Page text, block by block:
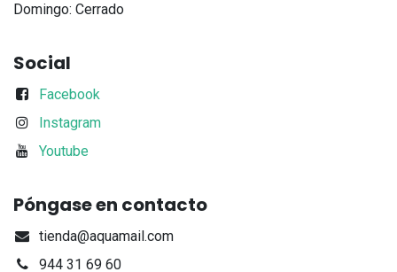
Domingo: Cerrado
Social
Facebook
Instagram
Youtube
Póngase en contacto
tienda@aquamail.com
944 31 69 60